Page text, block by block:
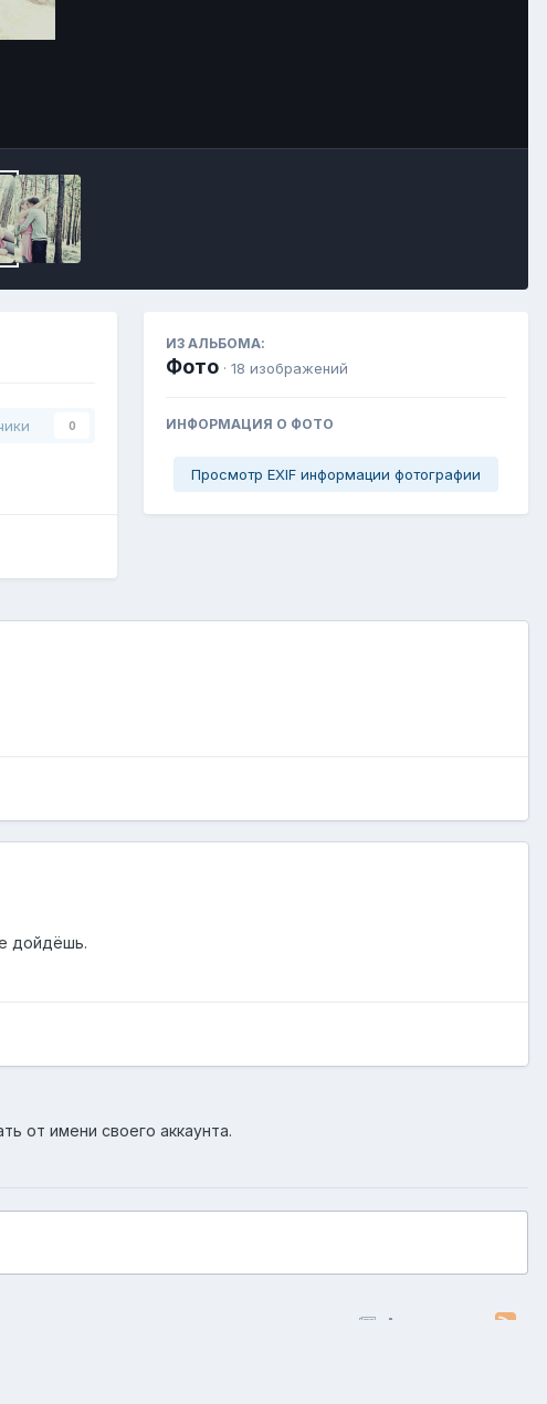
0
ИЗ АЛЬБОМА:
Фото · 18 изображений
ИНФОРМАЦИЯ О ФОТО
Просмотр EXIF информации фотографии
дойдёшь.
от имени своего аккаунта.
Активность